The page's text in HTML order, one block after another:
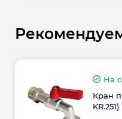
На
Кран